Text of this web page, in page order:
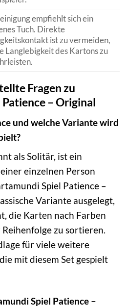
empfiehlt sich ein
Tuch. Direkte
ist zu vermeiden,
Langlebigkeit des Kartons zu
Fragen zu
– Original
und welche Variante wird
als Solitär, ist ein
einzelnen Person
Spiel Patience –
Variante ausgelegt,
die Karten nach Farben
zu sortieren.
für viele weitere
mit diesem Set gespielt
Spiel Patience –